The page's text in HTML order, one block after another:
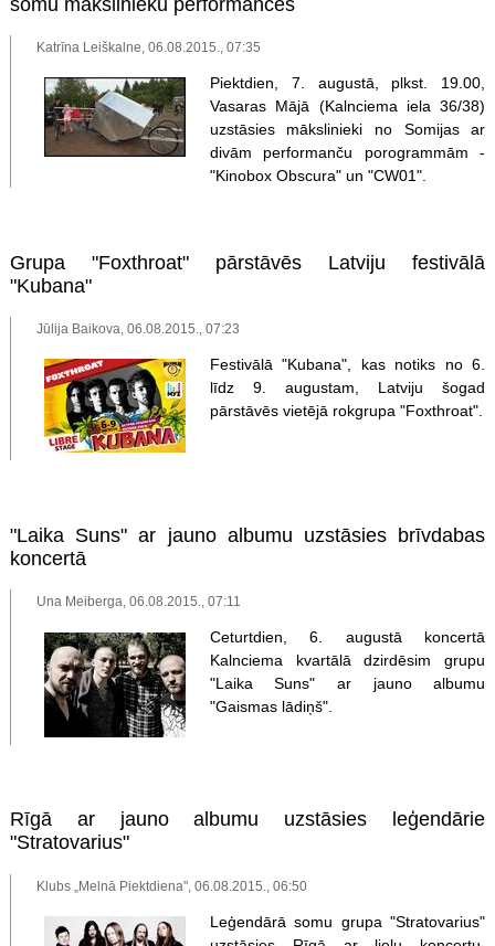
Katrīna Leiškalne, 06.08.2015., 07:35
Piektdien, 7. augustā, plkst. 19.00,
Vasaras Mājā (Kalnciema iela 36/38)
uzstāsies mākslinieki no Somijas ar
divām performanču porogrammām -
"Kinobox Obscura" un "CW01".
Grupa "Foxthroat" pārstāvēs Latviju festivālā
"Kubana"
Jūlija Baikova, 06.08.2015., 07:23
Festivālā "Kubana", kas notiks no 6.
līdz 9. augustam, Latviju šogad
pārstāvēs vietējā rokgrupa "Foxthroat".
"Laika Suns" ar jauno albumu uzstāsies brīvdabas
koncertā
Una Meiberga, 06.08.2015., 07:11
Ceturtdien, 6. augustā koncertā
Kalnciema kvartālā dzirdēsim grupu
"Laika Suns" ar jauno albumu
"Gaismas lādiņš".
Rīgā ar jauno albumu uzstāsies leģendārie
"Stratovarius"
Klubs „Melnā Piektdiena", 06.08.2015., 06:50
Leģendārā somu grupa "Stratovarius"